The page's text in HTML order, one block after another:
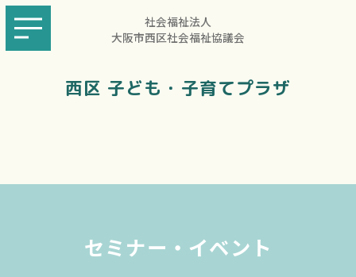
社会福祉法人
大阪市西区社会福祉協議会
西区 子ども・子育てプラザ
セミナー・イベント